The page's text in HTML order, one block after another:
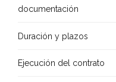
documentación
Duración y plazos
Ejecución del contrato